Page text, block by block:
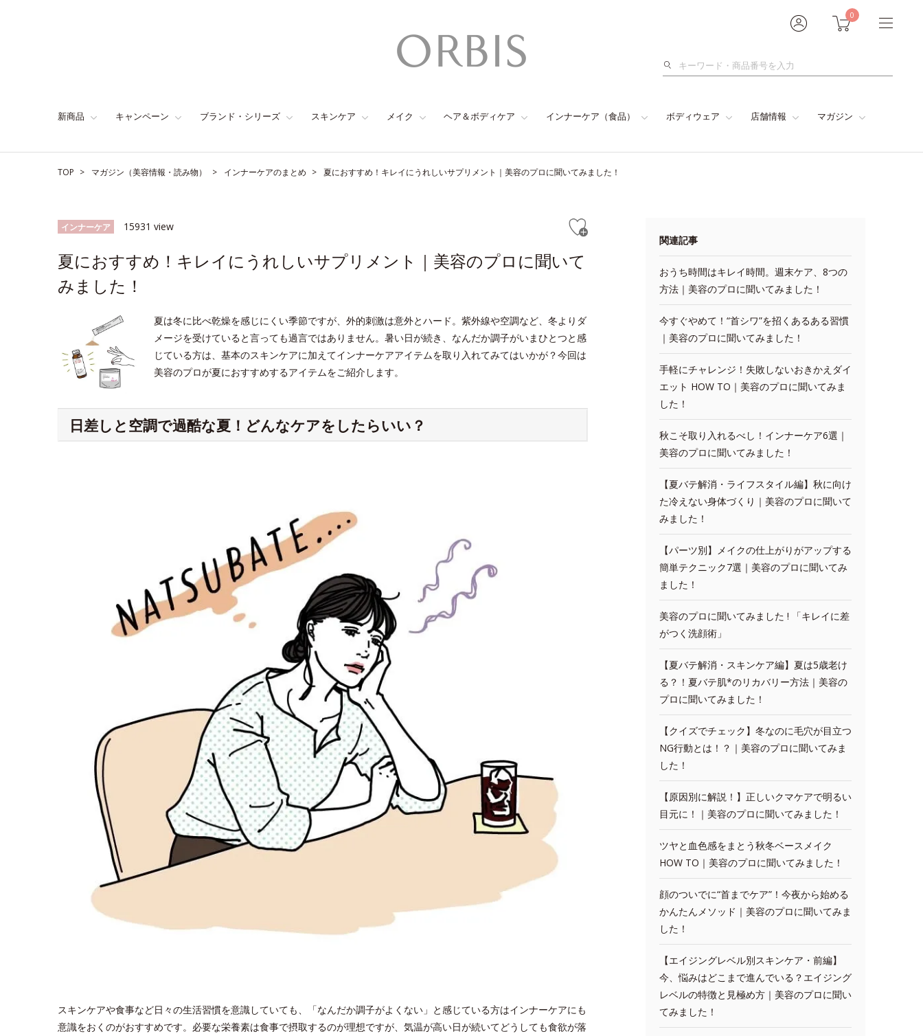
0
検
新商品 キャンペーン ブランド・シリーズ スキンケア メイク ヘア＆ボディケア インナーケア（食品） ボディウェア 店舗情報 マガジン
TOP マガジン（美容情報・読み物） インナーケアのまとめ 夏におすすめ！キレイにうれしいサプリメント｜美容のプロに聞いてみました！
インナーケア 15931 view
夏におすすめ！キレイにうれしいサプリメント｜美容のプロに聞いて
みました！
夏は冬に比べ乾燥を感じにくい季節ですが、外的刺激は意外とハード。紫外線や空調など、冬よりダ
メージを受けていると言っても過言ではありません。暑い日が続き、なんだか調子がいまひとつと感
じている方は、基本のスキンケアに加えてインナーケアアイテムを取り入れてみてはいかが？今回は
美容のプロが夏におすすめするアイテムをご紹介します。
日差しと空調で過酷な夏！どんなケアをしたらいい？
スキンケアや食事など日々の生活習慣を意識していても、「なんだか調子がよくない」と感じている方はインナーケアにも
意識をおくのがおすすめです。必要な栄養素は食事で摂取するのが理想ですが、気温が高い日が続いてどうしても食欲が落
関連記事
おうち時間はキレイ時間。週末ケア、8つの
方法｜美容のプロに聞いてみました！
今すぐやめて！“首シワ”を招くあるある習慣
｜美容のプロに聞いてみました！
手軽にチャレンジ！失敗しないおきかえダイ
エット HOW TO｜美容のプロに聞いてみま
した！
秋こそ取り入れるべし！インナーケア6選｜
美容のプロに聞いてみました！
【夏バテ解消・ライフスタイル編】秋に向け
た冷えない身体づくり｜美容のプロに聞いて
みました！
【パーツ別】メイクの仕上がりがアップする
簡単テクニック7選｜美容のプロに聞いてみ
ました！
美容のプロに聞いてみました ! 「キレイに差
がつく洗顔術」
【夏バテ解消・スキンケア編】夏は5歳老け
る？！夏バテ肌*のリカバリー方法｜美容の
プロに聞いてみました！
【クイズでチェック】冬なのに毛穴が目立つ
NG行動とは！？｜美容のプロに聞いてみま
した！
【原因別に解説！】正しいクマケアで明るい
目元に！｜美容のプロに聞いてみました！
ツヤと血色感をまとう秋冬ベースメイク
HOW TO｜美容のプロに聞いてみました！
顔のついでに“首までケア”！今夜から始める
かんたんメソッド｜美容のプロに聞いてみま
した！
【エイジングレベル別スキンケア・前編】
今、悩みはどこまで進んでいる？エイジング
レベルの特徴と見極め方｜美容のプロに聞い
てみました！